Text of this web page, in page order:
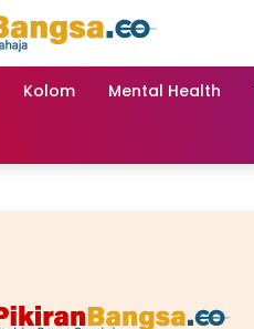
Kolom Mental Health